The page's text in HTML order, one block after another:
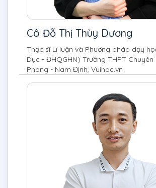
Cô Đỗ Thị Thùy Dương
Thạc sĩ Lí luận và Phương pháp dạy
Dục - ĐHQGHN) Trường THPT Chuyên
Phong - Nam Định, Vuihoc.vn